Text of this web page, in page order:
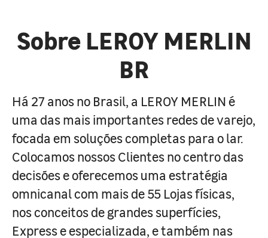
Sobre LEROY MERLIN
BR
Há 27 anos no Brasil, a LEROY MERLIN é
uma das mais importantes redes de varejo,
focada em soluções completas para o lar.
Colocamos nossos Clientes no centro das
decisões e oferecemos uma estratégia
omnicanal com mais de 55 Lojas físicas,
nos conceitos de grandes superfícies,
Express e especializada, e também nas